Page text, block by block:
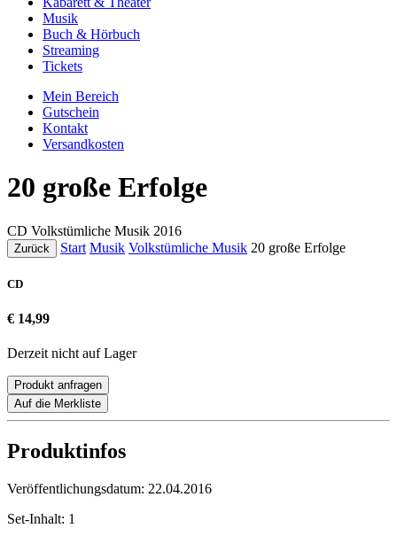
Musik
Buch & Hörbuch
Streaming
Tickets
Mein Bereich
Gutschein
Kontakt
Versandkosten
20 große Erfolge
CD Volkstümliche Musik 2016
Zurück Start Musik Volkstümliche Musik 20 große Erfolge
CD
€ 14,99
Derzeit nicht auf Lager
Produkt anfragen
Auf die Merkliste
Produktinfos
Veröffentlichungsdatum: 22.04.2016
Set-Inhalt: 1